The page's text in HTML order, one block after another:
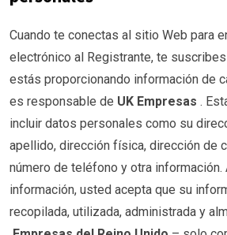
Cuando te conectas al sitio Web para
electrónico al Registrante, te
estás proporcionando información de
es responsable de UK Empresas .
incluir datos personales como su
apellido, dirección física, dirección de
número de teléfono y otra
información, usted acepta que su
recopilada, utilizada, administrada y